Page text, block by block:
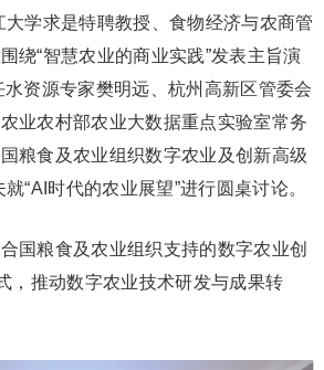
大学求是特聘教授、食物经济与农商管
绕“智慧农业的商业实践”发表主旨演
资源专家樊明远、杭州高新区管委会
业农村部农业大数据重点实验室常务
粮食及农业组织数字农业及创新高级
“AI时代的农业展望”进行圆桌讨论。
国粮食及农业组织支持的数字农业创
，推动数字农业技术研发与成果转